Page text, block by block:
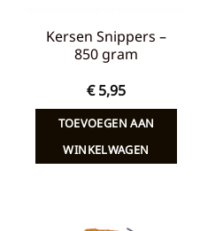
Kersen Snippers –
850 gram
€5,95
TOEVOEGEN AAN
WINKELWAGEN